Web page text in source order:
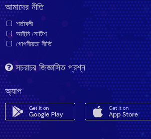
আমাদের নীতি
শর্তাবলী
আইনি নোটিশ
গোপনীয়তা নীতি
সচরাচর জিজ্ঞাসিত প্রশ্ন
অ্যাপ